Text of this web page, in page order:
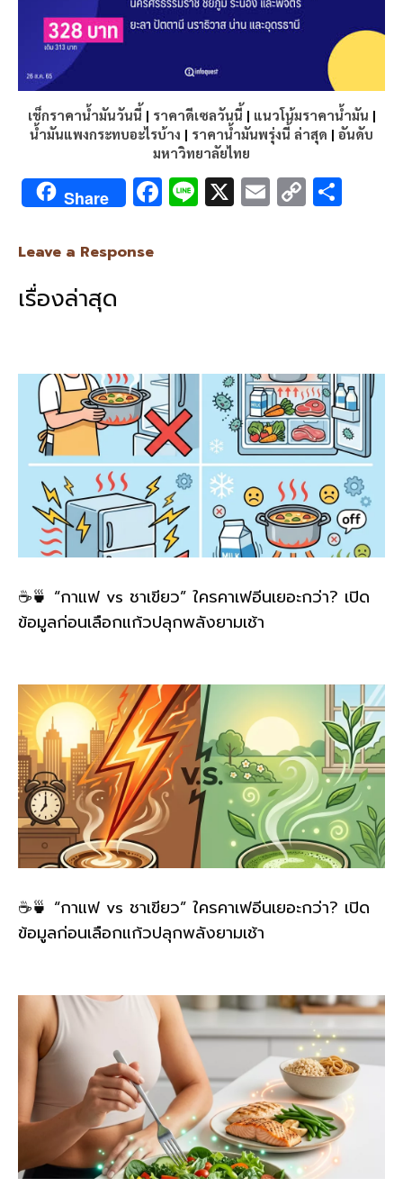
เช็กราคาน้ำมันวันนี้ | ราคาดีเซลวันนี้ | แนวโน้มราคาน้ำมัน |
น้ำมันแพงกระทบอะไรบ้าง | ราคาน้ำมันพรุ่งนี้ ล่าสุด | อันดับ
มหาวิทยาลัยไทย
Share F
k
Li X E C
Leave a Response
เรื่องล่าสุด
☕🍵 “กาแฟ vs ชาเขียว” ใครคาเฟอีนเยอะกว่า? เปิด
ข้อมูลก่อนเลือกแก้วปลุกพลังยามเช้า
☕🍵 “กาแฟ vs ชาเขียว” ใครคาเฟอีนเยอะกว่า? เปิด
ข้อมูลก่อนเลือกแก้วปลุกพลังยามเช้า